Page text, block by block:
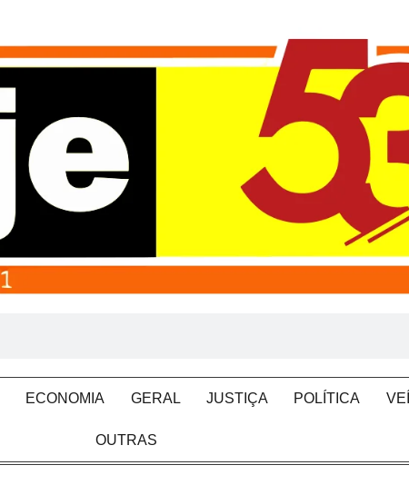
ECONOMIA GERAL JUSTIÇA POLÍTICA
OUTRAS